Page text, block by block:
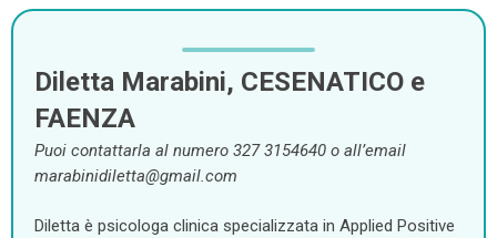
Diletta Marabini, CESENATICO e
FAENZA
Puoi contattarla al numero 327 3154640 o all’email
marabinidiletta@gmail.com
Diletta è psicologa clinica specializzata in Applied Positive